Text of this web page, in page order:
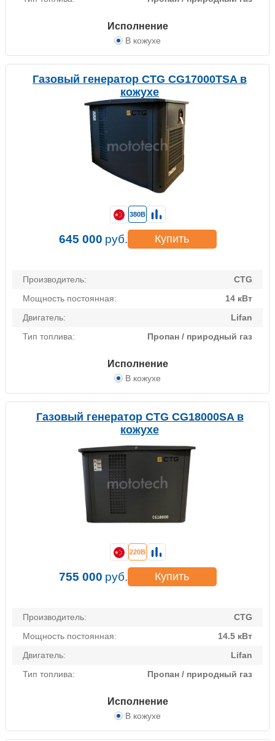
Исполнение
В кожухе
Газовый генератор CTG CG17000TSA в
кожухе
Производитель:
CTG
Мощность постоянная:
14 кВт
Двигатель:
Lifan
Тип топлива:
Пропан / природный газ
Исполнение
В кожухе
380В
645 000 руб. Купить
Газовый генератор CTG CG18000SA в
кожухе
Производитель:
CTG
Мощность постоянная:
14.5 кВт
Двигатель:
Lifan
Тип топлива:
Пропан / природный газ
Исполнение
В кожухе
220В
755 000 руб. Купить